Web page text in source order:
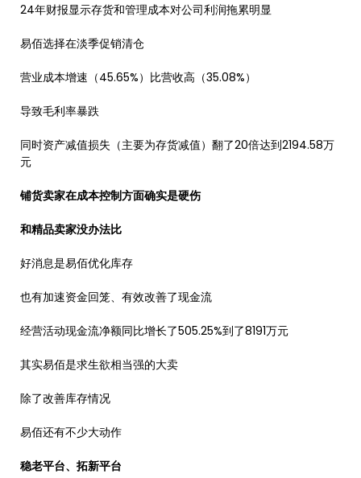
24年财报显示存货和管理成本对公司利润拖累明显
易佰选择在淡季促销清仓
营业成本增速（45.65%）比营收高（35.08%）
导致毛利率暴跌
同时资产减值损失（主要为存货减值）翻了20倍达到2194.58万
元
铺货卖家在成本控制方面确实是硬伤
和精品卖家没办法比
好消息是易佰优化库存
也有加速资金回笼、有效改善了现金流
经营活动现金流净额同比增长了505.25%到了8191万元
其实易佰是求生欲相当强的大卖
除了改善库存情况
易佰还有不少大动作
稳老平台、拓新平台